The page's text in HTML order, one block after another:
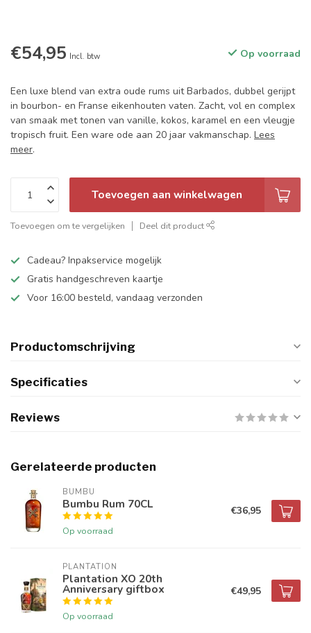
€54,95 Incl. btw Op voorraad
Een luxe blend van extra oude rums uit Barbados, dubbel gerijpt
in bourbon- en Franse eikenhouten vaten. Zacht, vol en complex
van smaak met tonen van vanille, kokos, karamel en een vleugje
tropisch fruit. Een ware ode aan 20 jaar vakmanschap. Lees
meer.
Toevoegen aan winkelwagen
Toevoegen om te vergelijken Deel dit product
Cadeau? Inpakservice mogelijk
Gratis handgeschreven kaartje
Voor 16:00 besteld, vandaag verzonden
Productomschrijving
Specificaties
Reviews
Gerelateerde producten
BUMBU
Bumbu Rum 70CL
Op voorraad
€36,95
PLANTATION
Plantation XO 20th
Anniversary giftbox
Op voorraad
€49,95